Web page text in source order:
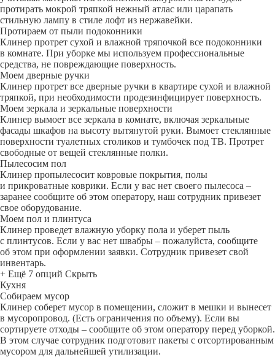
протирать мокрой тряпкой нежный атлас или царапать
стильную лампу в стиле лофт из нержавейки.
Протираем от пыли подоконники
Клинер протрет сухой и влажной тряпочкой все подоконники
в комнате. При уборке мы используем профессиональные
средства, не повреждающие поверхность.
Моем дверные ручки
Клинер протрет все дверные ручки в квартире сухой и влажной
тряпкой, при необходимости продезинфицирует поверхность.
Моем зеркала и зеркальные поверхности
Клинер вымоет все зеркала в комнате, включая зеркальные
фасады шкафов на высоту вытянутой руки. Вымоет стеклянные
поверхности туалетных столиков и тумбочек под ТВ. Протрет
свободные от вещей стеклянные полки.
Пылесосим пол
Клинер пропылесосит ковровые покрытия, полы
и прикроватные коврики. Если у вас нет своего пылесоса –
заранее сообщите об этом оператору, наш сотрудник привезет
свое оборудование.
Моем пол и плинтуса
Клинер проведет влажную уборку пола и уберет пыль
с плинтусов. Если у вас нет швабры – пожалуйста, сообщите
об этом при оформлении заявки. Сотрудник привезет свой
инвентарь.
+ Ещё 7 опций Скрыть
Кухня
Собираем мусор
Клинер соберет мусор в помещении, сложит в мешки и вынесет
в мусоропровод. (Есть ограничения по объему). Если вы
сортируете отходы – сообщите об этом оператору перед уборкой.
В этом случае сотрудник подготовит пакеты с отсортированным
мусором для дальнейшей утилизации.